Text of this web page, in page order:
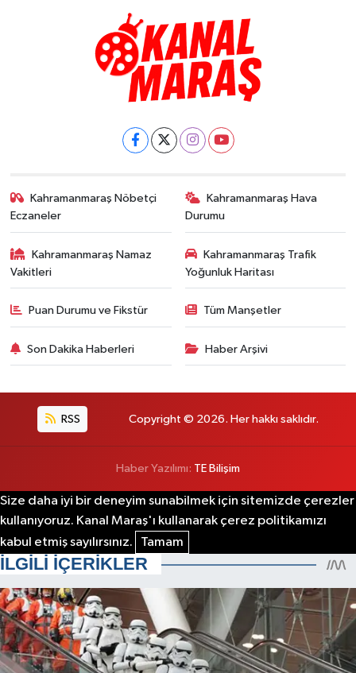
Kahramanmaraş Nöbetçi
Eczaneler
Kahramanmaraş Hava
Durumu
Kahramanmaraş Namaz
Vakitleri
Kahramanmaraş Trafik
Yoğunluk Haritası
Puan Durumu ve Fikstür Tüm Manşetler
Son Dakika Haberleri Haber Arşivi
RSS Copyright © 2026. Her hakkı saklıdır.
Haber Yazılımı: TE Bilişim
Size daha iyi bir deneyim sunabilmek için sitemizde çerezler
kullanıyoruz. Kanal Maraş'ı kullanarak çerez politikamızı
kabul etmiş sayılırsınız.
Tamam